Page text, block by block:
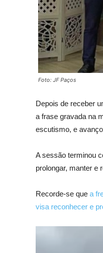
Foto: JF Paços
Depois de receber
a frase gravada na
escutismo, e
A sessão terminou
prolongar, manter e
Recorde-se que a
visa reconhecer e